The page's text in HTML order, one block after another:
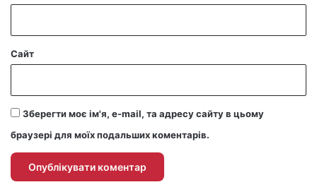
Сайт
Зберегти моє ім'я, e-mail, та адресу сайту в цьому
браузері для моїх подальших коментарів.